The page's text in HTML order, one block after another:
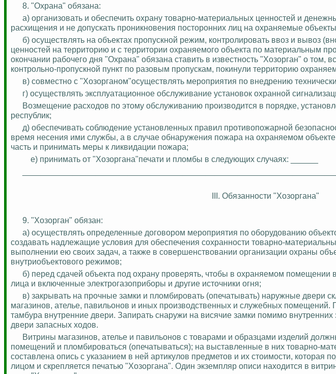
8. "Охрана" обязана:
а) организовать и обеспечить охрану товарно-материальных ценностей и
расхищения и не допускать проникновения посторонних лиц на охраняемые
б) осуществлять на объектах пропускной режим, контролировать ввоз и вывоз
ценностей на территорию и с территории охраняемого объекта по материальным
окончании рабочего дня "Охрана" обязана ставить в известность "Хозорган" о том,
контрольно-пропускной пункт по разовым пропускам, покинули территорию
в) совместно с "Хозорганом"осуществлять мероприятия по внедрению
г) осуществлять эксплуатационное обслуживание установок охранной
Возмещение расходов по этому обслуживанию производится в порядке,
республик;
д) обеспечивать соблюдение установленных правил противопожарной
время несения ими службы, а в случае обнаружения пожара на охраняемом
часть и принимать меры к ликвидации пожара;
е) принимать от "Хозоргана"печати и пломбы в следующих случаях: ______
III. Обязанности "Хозоргана"
9. "Хозорган" обязан:
а) осуществлять определенные договором мероприятия по оборудованию
создавать надлежащие условия для обеспечения сохранности товарно-
выполнении ею своих задач, а также в совершенствовании организации охраны
внутриобъектового режимов;
б) перед сдачей объекта под охрану проверять, чтобы в охраняемом помещении
лица и включенные электрогазоприборы и другие источники огня;
в) закрывать на прочные замки и пломбировать (опечатывать) наружные двери
магазинов, ателье, павильонов и иных производственных и служебных помещений.
тамбура внутренние двери. Запирать снаружи на висячие замки помимо
двери запасных ходов.
Витрины магазинов, ателье и павильонов с товарами и образцами изделий
помещений и пломбироваться (опечатываться); на выставленные в них товарно-
составлена опись с указанием в ней артикулов предметов и их стоимости, которая
лицом и скрепляется печатью "Хозоргана". Один экземпляр описи находится в